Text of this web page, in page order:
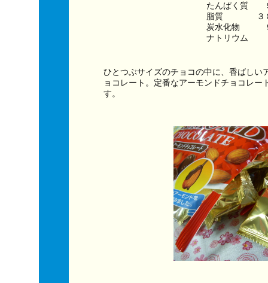
たんぱく質　　
脂質　　　　３
炭水化物　　　
ナトリウム　　
ひとつぶサイズのチョコの中に、香ばしい
ョコレート。定番なアーモンドチョコレー
す。